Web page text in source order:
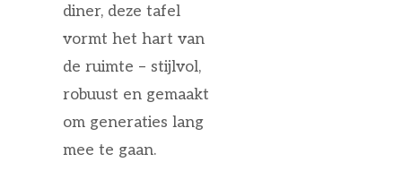
diner, deze tafel
vormt het hart van
de ruimte – stijlvol,
robuust en gemaakt
om generaties lang
mee te gaan.